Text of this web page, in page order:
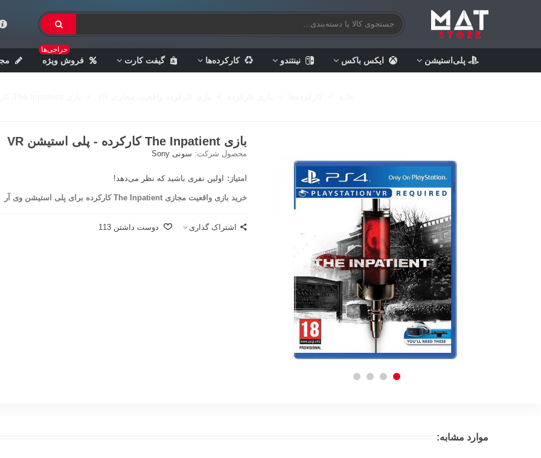
پلی‌استیشن ایکس باکس نینتندو کارکرده‌ها گیفت کارت فروش ویژه
حراجی‌ها
بازی The Inpatient کارکرده - پلی استیشن VR
محصول شرکت: سونی Sony
امتیاز: اولین نفری باشید که نظر می‌دهد!
خرید بازی واقعیت مجازی The Inpatient کارکرده برای پلی استیشن وی آر
اشتراک گذاری دوست داشتن 113
موارد مشابه: